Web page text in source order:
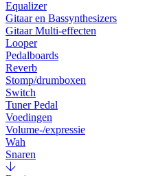
Equalizer
Gitaar en Bassynthesizers
Gitaar Multi-effecten
Looper
Pedalboards
Reverb
Stomp/drumboxen
Switch
Tuner Pedal
Voedingen
Volume-/expressie
Wah
Snaren